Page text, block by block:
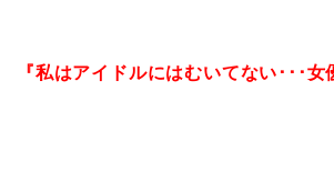
『私はアイドルにはむいてない･･･女